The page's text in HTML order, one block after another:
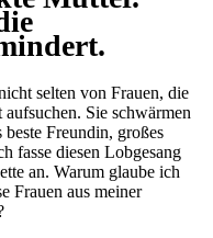
selten von Frauen, die
Sie schwärmen
Freundin, großes
fasse diesen Lobgesang
an. Warum glaube ich
Frauen aus meiner